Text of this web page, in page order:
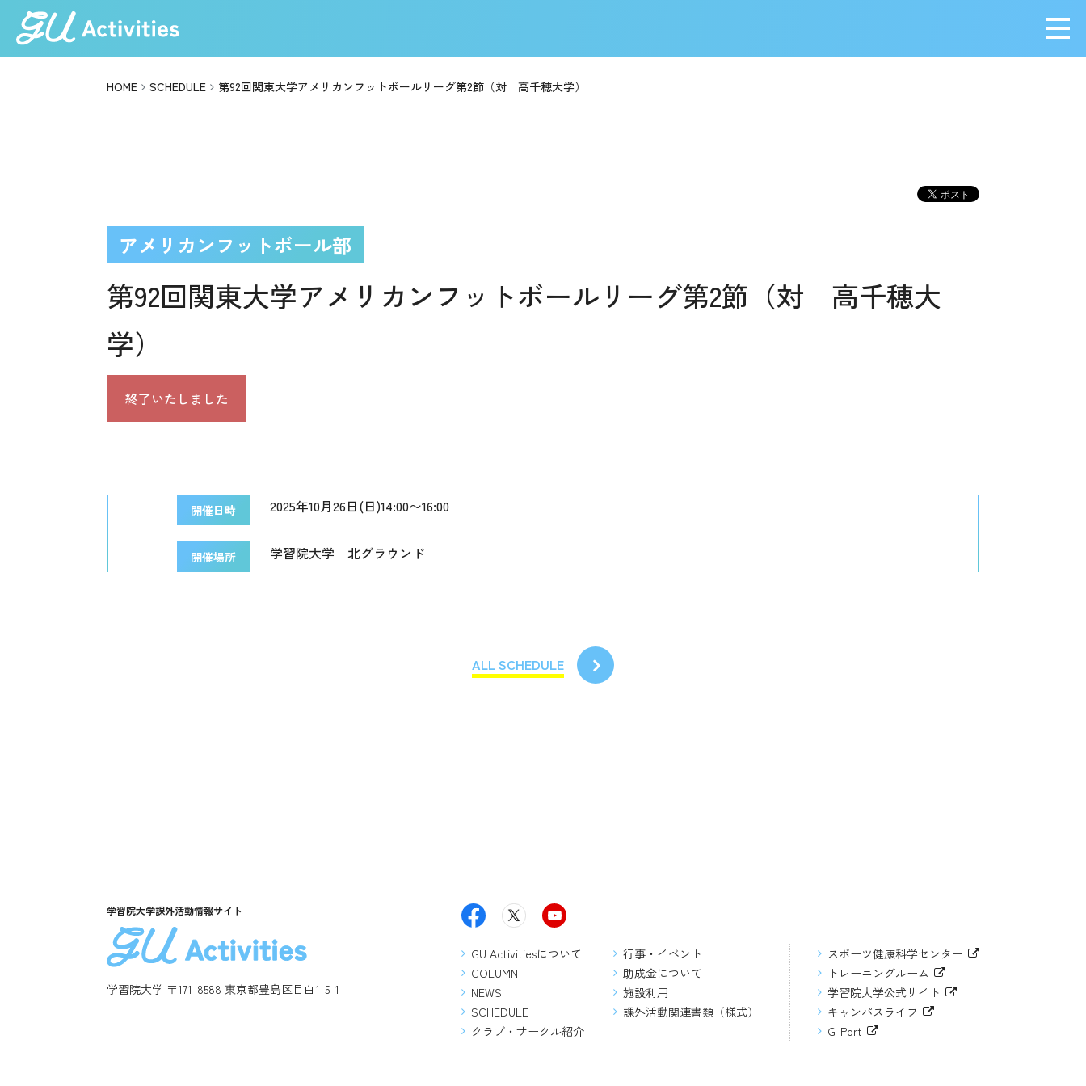
メ
HOME SCHEDULE 第92回関東大学アメリカンフットボールリーグ第2節（対 高千穂大学）
アメリカンフットボール部
第92回関東大学アメリカンフットボールリーグ第2節（対 高千穂大
学）
終了いたしました
開催日時 2025年10月26日(日)14:00〜16:00
開催場所 学習院大学 北グラウンド
ALL SCHEDULE
学習院大学課外活動情報サイト
学習院大学 〒171-8588 東京都豊島区目白1-5-1
GU Activitiesについて
COLUMN
NEWS
SCHEDULE
クラブ・サークル紹介
行事・イベント
助成金について
施設利用
課外活動関連書類（様式）
スポーツ健康科学センター
トレーニングルーム
学習院大学公式サイト
キャンパスライフ
G-Port